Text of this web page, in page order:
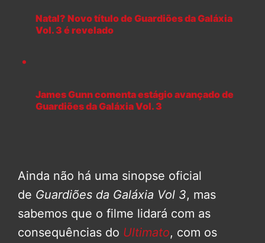
Natal? Novo título de Guardiões da Galáxia
Vol. 3 é revelado
James Gunn comenta estágio avançado de
Guardiões da Galáxia Vol. 3
Ainda não há uma sinopse oficial
de Guardiões da Galáxia Vol 3, mas
sabemos que o filme lidará com as
consequências do Ultimato, com os